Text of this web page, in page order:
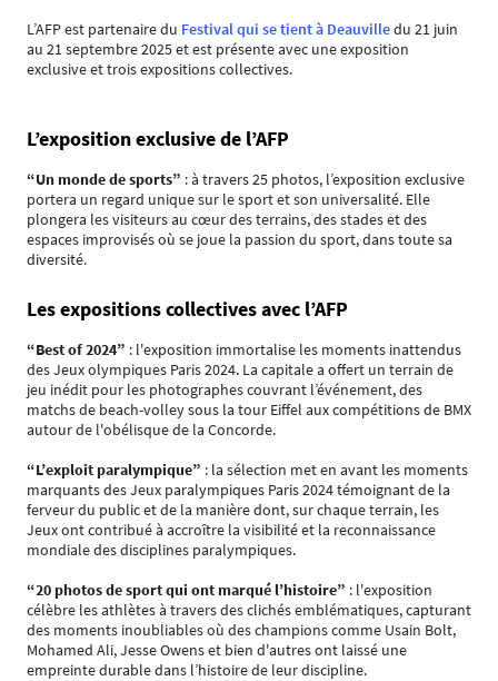
L’AFP est partenaire du Festival qui se tient à Deauvilledu 21 juin
au 21 septembre 2025 et est présente avec une exposition
exclusive et trois expositions collectives.
L’exposition exclusive de l’AFP
“Un monde de sports” : à travers 25 photos, l’exposition exclusive
portera un regard unique sur le sport et son universalité. Elle
plongera les visiteurs au cœur des terrains, des stades et des
espaces improvisés où se joue la passion du sport, dans toute sa
diversité.
Les expositions collectives avec l’AFP
“Best of 2024” : l'exposition immortalise les moments inattendus
des Jeux olympiques Paris 2024. La capitale a offert un terrain de
jeu inédit pour les photographes couvrant l’événement, des
matchs de beach-volley sous la tour Eiffel aux compétitions de BMX
autour de l'obélisque de la Concorde.
“L’exploit paralympique” : la sélection met en avant les moments
marquants des Jeux paralympiques Paris 2024 témoignant de la
ferveur du public et de la manière dont, sur chaque terrain, les
Jeux ont contribué à accroître la visibilité et la reconnaissance
mondiale des disciplines paralympiques.
“20 photos de sport qui ont marqué l’histoire” : l'exposition
célèbre les athlètes à travers des clichés emblématiques, capturant
des moments inoubliables où des champions comme Usain Bolt,
Mohamed Ali, Jesse Owens et bien d'autres ont laissé une
empreinte durable dans l’histoire de leur discipline.